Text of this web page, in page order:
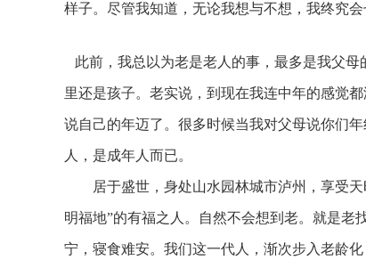
样子。尽管我知道，无论我想与不想，我终究
此前，我总以为老是老人的事，最多是我父
里还是孩子。老实说，到现在我连中年的感觉
说自己的年迈了。很多时候当我对父母说你们
人，是成年人而已。
居于盛世，身处山水园林城市泸州，享受天
明福地”的有福之人。自然不会想到老。就是老
宁，寝食难安。我们这一代人，渐次步入老龄